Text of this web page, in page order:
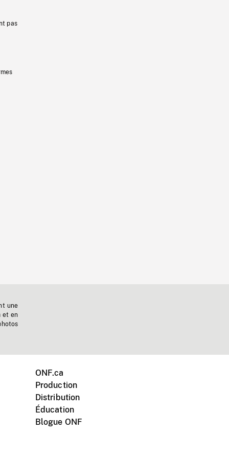
pas
une
et en
ONF.ca
Production
Distribution
Éducation
Blogue ONF